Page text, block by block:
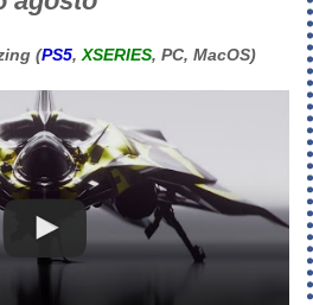
(PS5, XSERIES, PC, MacOS)